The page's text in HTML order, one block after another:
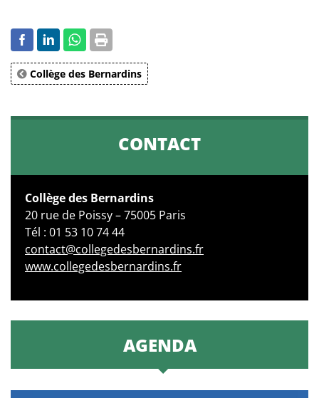
Collège des Bernardins
CONTACT
Collège des Bernardins
20 rue de Poissy – 75005 Paris
Tél : 01 53 10 74 44
contact@collegedesbernardins.fr
www.collegedesbernardins.fr
AGENDA